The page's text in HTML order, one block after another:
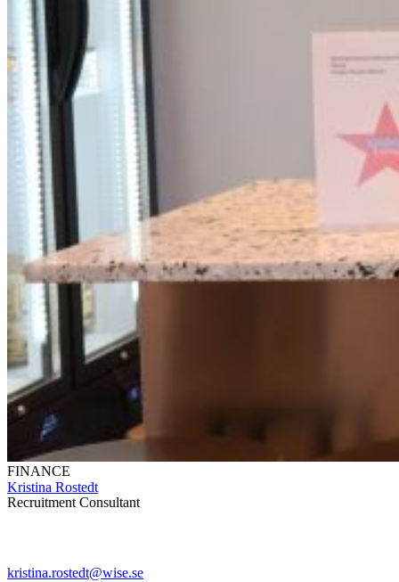
FINANCE
Kristina Rostedt
Recruitment Consultant
kristina.rostedt@wise.se